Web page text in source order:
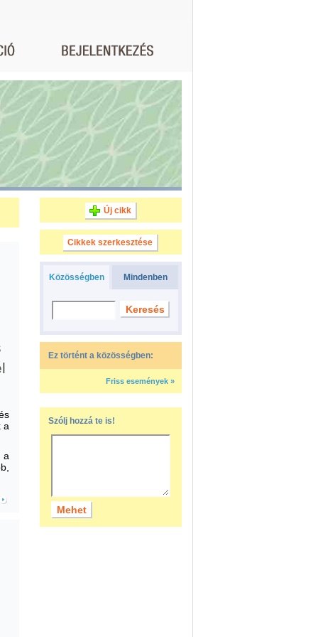
a
a
Új cikk
Cikkek szerkesztése
Közösségben Mindenben
Ez történt a közösségben:
Friss események »
Szólj hozzá te is!